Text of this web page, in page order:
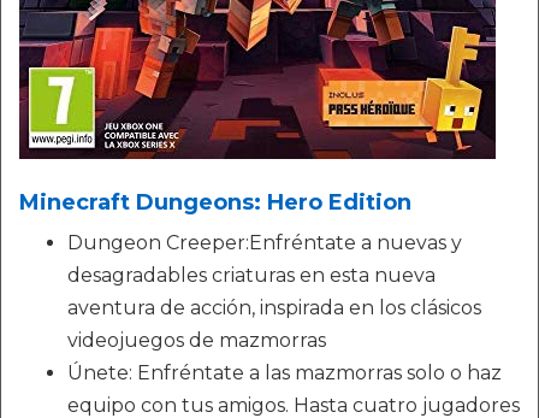
Minecraft Dungeons: Hero Edition
Dungeon Creeper:Enfréntate a nuevas y
desagradables criaturas en esta nueva
aventura de acción, inspirada en los clásicos
videojuegos de mazmorras
Únete: Enfréntate a las mazmorras solo o haz
equipo con tus amigos. Hasta cuatro jugadores